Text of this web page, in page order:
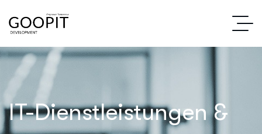
IT-Dienstleistungen &